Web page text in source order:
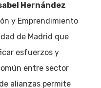
Hernández
y Emprendimiento
de Madrid que
esfuerzos y
entre sector
alianzas permite